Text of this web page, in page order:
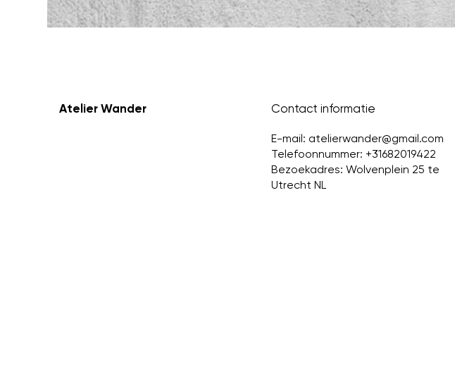
Atelier Wander Contact informatie
E-mail: atelierwander@gmail.com
Telefoonnummer: +31682019422
Bezoekadres: Wolvenplein 25 te
Utrecht NL